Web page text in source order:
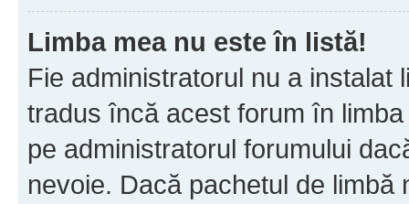
Limba mea nu este în listă!
Fie administratorul nu a instalat
tradus încă acest forum în
pe administratorul forumului
nevoie. Dacă pachetul de